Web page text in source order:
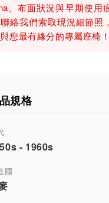
、布面狀況與早期使用
絡我們索取現況細節照
與您最有緣分的專屬
規格
- 1960s
國